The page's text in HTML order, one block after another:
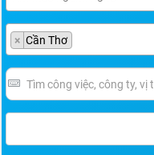
× Cần Thơ